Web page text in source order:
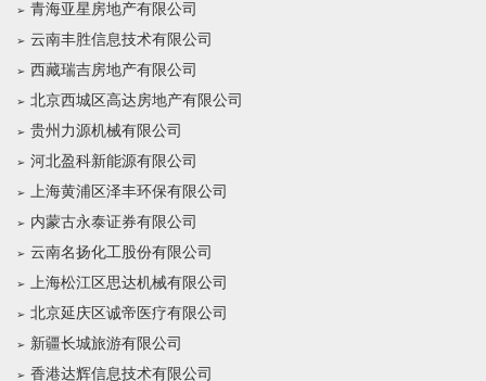
青海亚星房地产有限公司
云南丰胜信息技术有限公司
西藏瑞吉房地产有限公司
北京西城区高达房地产有限公司
贵州力源机械有限公司
河北盈科新能源有限公司
上海黄浦区泽丰环保有限公司
内蒙古永泰证券有限公司
云南名扬化工股份有限公司
上海松江区思达机械有限公司
北京延庆区诚帝医疗有限公司
新疆长城旅游有限公司
香港达辉信息技术有限公司